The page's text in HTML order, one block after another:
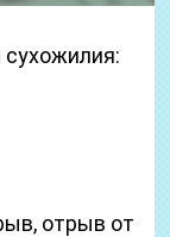
отрыв от